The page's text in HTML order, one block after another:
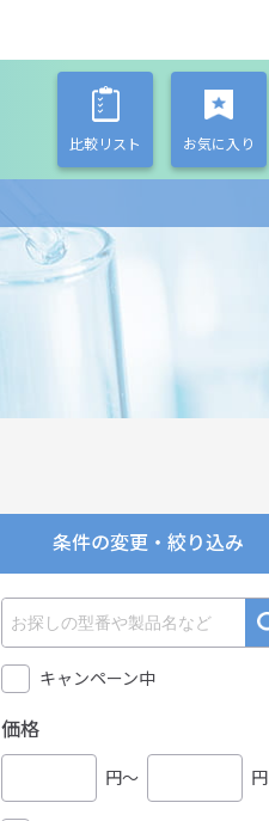
比較リスト お気に入り
条件の変更・絞り込み
キャンペーン中
価格
円〜 円